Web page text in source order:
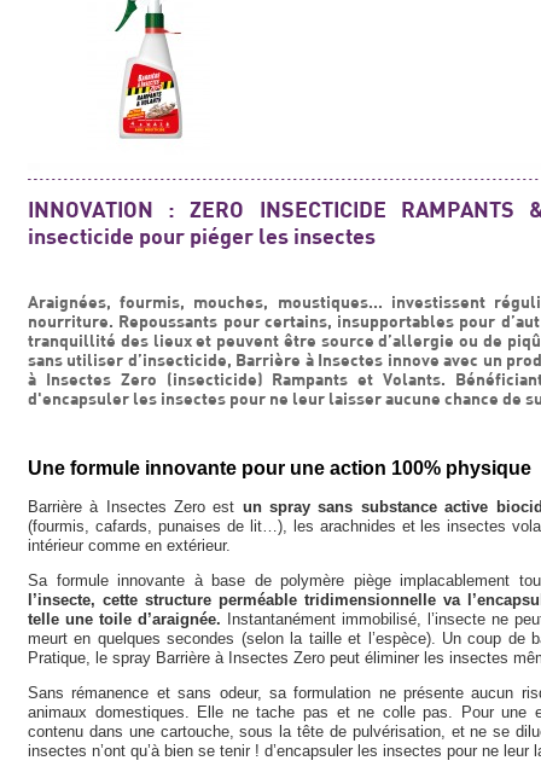
INNOVATION : ZERO INSECTICIDE
insecticide pour piéger les insectes
Araignées, fourmis, mouches, moustiques... investissent
nourriture. Repoussants pour certains, insupportables pour
tranquillité des lieux et peuvent être source d’allergie ou de
sans utiliser d’insecticide, Barrière à Insectes innove avec un
à Insectes Zero (insecticide) Rampants et Volants.
d'encapsuler les insectes pour ne leur laisser aucune chance de
Une formule innovante pour une action 100% physique
Barrière à Insectes Zero est un spray sans substance active
(fourmis, cafards, punaises de lit…), les arachnides et les insectes
intérieur comme en extérieur.
Sa formule innovante à base de polymère piège implacablement
l’insecte, cette structure perméable tridimensionnelle va
telle une toile d’araignée. Instantanément immobilisé, l’insecte ne
meurt en quelques secondes (selon la taille et l’espèce). Un coup de
Pratique, le spray Barrière à Insectes Zero peut éliminer les insectes
Sans rémanence et sans odeur, sa formulation ne présente aucun
animaux domestiques. Elle ne tache pas et ne colle pas. Pour une
contenu dans une cartouche, sous la tête de pulvérisation, et ne se
insectes n’ont qu’à bien se tenir ! d’encapsuler les insectes pour ne